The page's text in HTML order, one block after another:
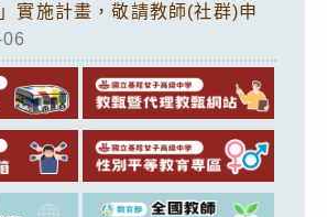
實施計畫，敬請教師(社群)申